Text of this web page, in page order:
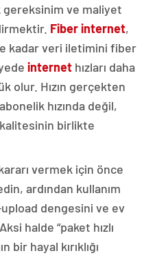
gereksinim ve maliyet
Fiber internet,
kadar veri iletimini fiber
internet hızları daha
olur. Hızın gerçekten
hızında değil,
kalitesinin birlikte
vermek için önce
ardından kullanım
dengesini ve ev
halde “paket hızlı
bir hayal kırıklığı